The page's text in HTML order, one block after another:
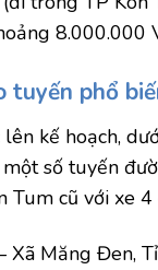
8.000.000
tuyến phổ
kế hoạch,
số tuyến
Tum cũ với xe 4
Xã Măng Đen,